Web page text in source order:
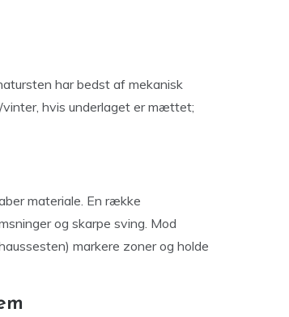
har bedst af mekanisk
vinter, hvis underlaget er mættet;
materiale. En række
og skarpe sving. Mod
markere zoner og holde